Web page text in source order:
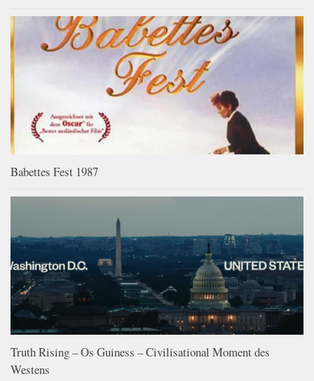
Babettes Fest 1987
Truth Rising – Os Guiness – Civilisational Moment des
Westens